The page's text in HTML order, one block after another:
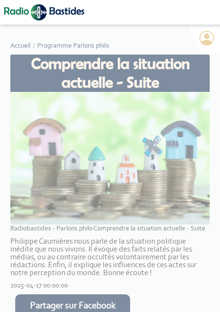
Accueil Programme Parlons philo
Comprendre la situation
actuelle - Suite
Radiobastides - Parlons philo Comprendre la situation actuelle - Suite
Philippe Caumières nous parle de la situation politique
inédite que nous vivons. Il évoque des faits relatés par les
médias, ou au contraire occultés volontairement par les
rédactions. Enfin, il explique les influences de ces actes sur
notre perception du monde. Bonne écoute !
2025-04-17 00:00:00
Partager sur Facebook
Panneau de gestion des cookies